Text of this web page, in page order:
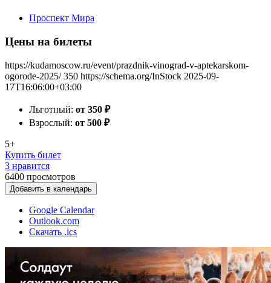
Проспект Мира
Цены на билеты
https://kudamoscow.ru/event/prazdnik-vinograd-v-aptekarskom-
ogorode-2025/ 350 https://schema.org/InStock 2025-09-
17T16:06:00+03:00
Льготный: от 350 ₽
Взрослый: от 500 ₽
5+
Купить билет
3 нравится
6400 просмотров
Добавить в календарь
Google Calendar
Outlook.com
Скачать .ics